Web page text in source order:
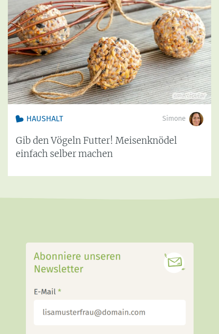
HAUSHALT Simone
Gib den Vögeln Futter! Meisenknödel
einfach selber machen